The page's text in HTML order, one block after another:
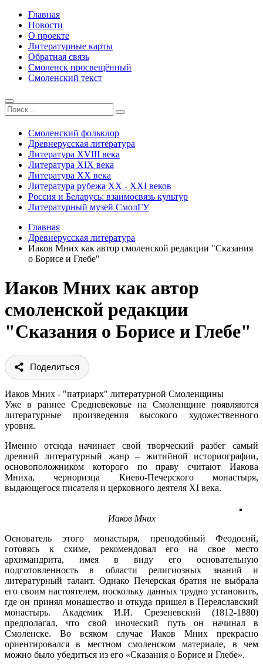
Главная
Новости
О проекте
Литературные карты
Обратная связь
Смоленск просвещённый
Смоленский текст
Смоленский фольклор
Древнерусская литература
Литература ХVIII века
Литература ХIХ века
Литература ХХ века
Литература рубежа ХХ - ХХI веков
Россия и Беларусь: взаимосвязь культур
Литературный музей СмолГУ
Главная
Древнерусская литература
Иаков Мних как автор смоленской редакции "Сказания
о Борисе и Глебе"
Иаков Мних как автор
смоленской редакции
"Сказания о Борисе и Глебе"
Поделиться
Иаков Мних - "патриарх" литературной Смоленщины
Уже в раннее Средневековье на Смоленщине появляются
литературные произведения высокого художественного
уровня.
Именно отсюда начинает свой творческий разбег самый
древний литературный жанр – житийной историографии,
основоположником которого по праву считают Иакова
Мниха, черноризца Киево-Печерского монастыря,
выдающегося писателя и церковного деятеля XI века.
Иаков Мних
Основатель этого монастыря, преподобный Феодосий,
готовясь к схиме, рекомендовал его на свое место
архимандрита, имея в виду его основательную
подготовленность в области религиозных знаний и
литературный талант. Однако Печерская братия не выбрала
его своим настоятелем, поскольку данных трудно установить,
где он принял монашество и откуда пришел в Переяславский
монастырь. Академик И.И. Срезеневский (1812-1880)
предполагал, что свой иноческий путь он начинал в
Смоленске. Во всяком случае Иаков Мних прекрасно
ориентировался в местном смоленском материале, в чем
можно было убедиться из его «Сказания о Борисе и Глебе».